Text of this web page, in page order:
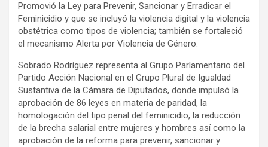
Promovió la Ley para Prevenir, Sancionar y Erradicar el
Feminicidio y que se incluyó la violencia digital y la violencia
obstétrica como tipos de violencia; también se fortaleció
el mecanismo Alerta por Violencia de Género.
Sobrado Rodríguez representa al Grupo Parlamentario del
Partido Acción Nacional en el Grupo Plural de Igualdad
Sustantiva de la Cámara de Diputados, donde impulsó la
aprobación de 86 leyes en materia de paridad, la
homologación del tipo penal del feminicidio, la reducción
de la brecha salarial entre mujeres y hombres así como la
aprobación de la reforma para prevenir, sancionar y